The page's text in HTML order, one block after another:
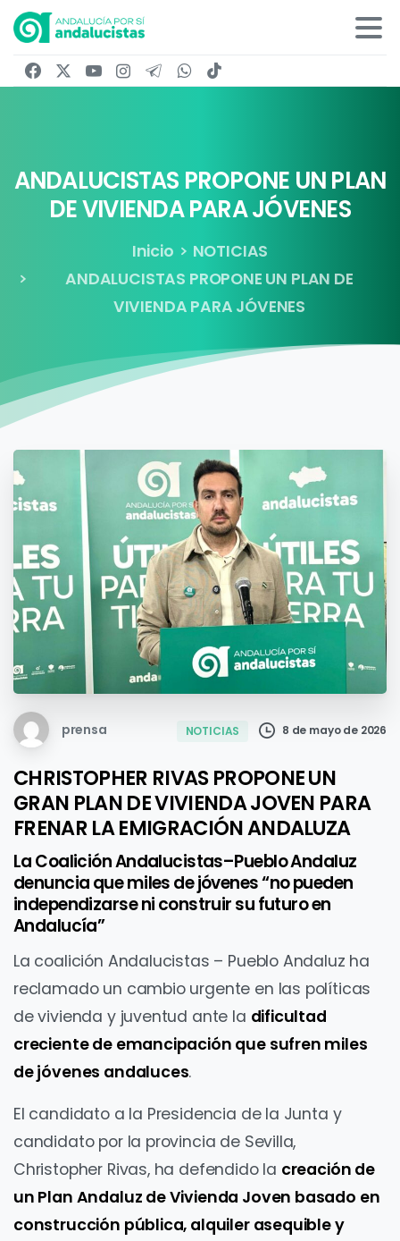
ANDALUCISTAS PROPONE UNPLAN
DEVIVIENDA PARAJÓVENES
Inicio
NOTICIAS
ANDALUCISTAS PROPONE UN PLAN DE
VIVIENDA PARA JÓVENES
prensa NOTICIAS 8 de mayo de 2026
CHRISTOPHER RIVAS PROPONE UN
GRAN PLAN DE VIVIENDA JOVEN PARA
FRENAR LA EMIGRACIÓN ANDALUZA
La Coalición Andalucistas–Pueblo Andaluz
denuncia que miles de jóvenes “no pueden
independizarse ni construir su futuro en
Andalucía”
La coalición Andalucistas – Pueblo Andaluz ha
reclamado un cambio urgente en las políticas
de vivienda y juventud ante la dificultad
creciente de emancipación que sufren miles
de jóvenes andaluces.
El candidato a la Presidencia de la Junta y
candidato por la provincia de Sevilla,
Christopher Rivas, ha defendido la creación de
un Plan Andaluz de Vivienda Joven basado en
construcción pública, alquiler asequible y